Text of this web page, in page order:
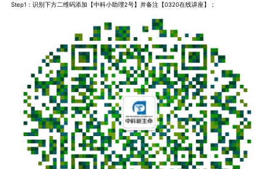
Step1：识别下方二维码添加【中科小助理2号】并备注【0320在线讲座】；